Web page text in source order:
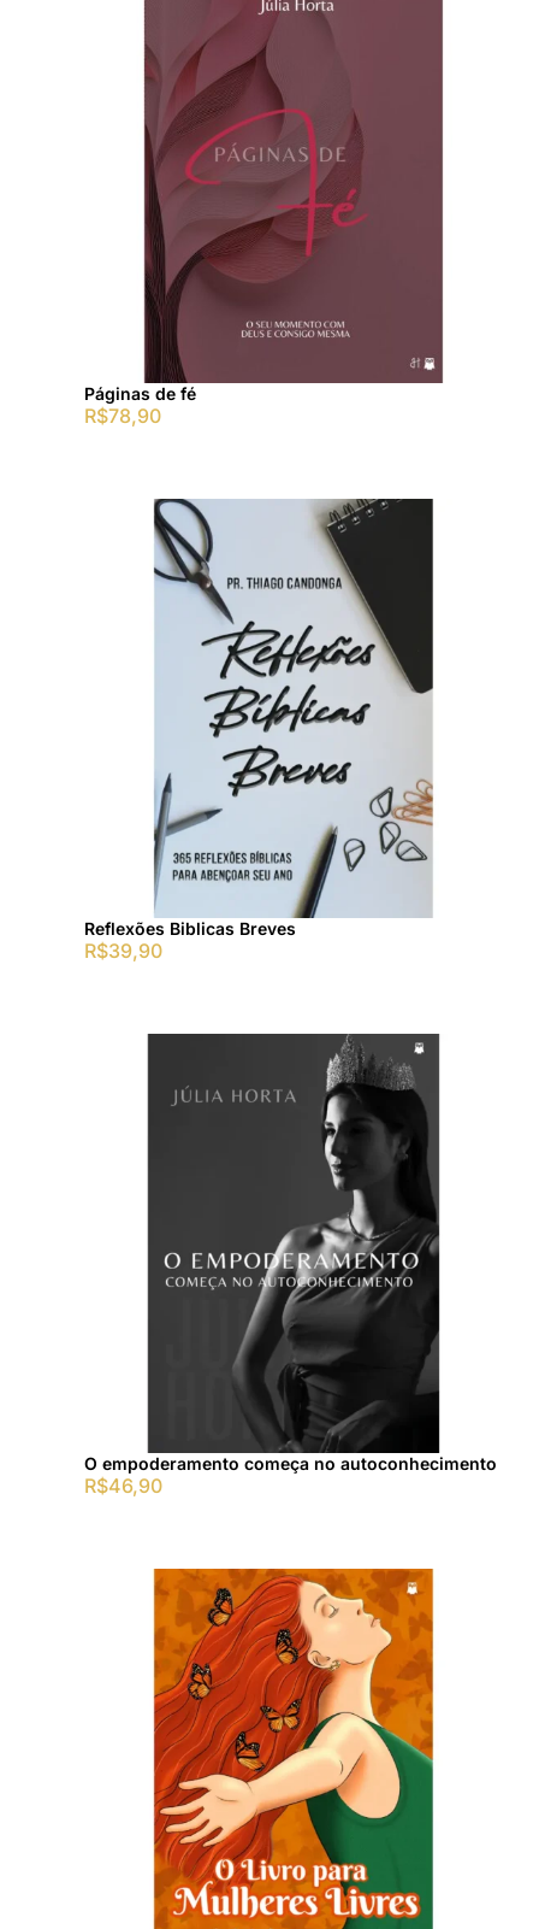
Páginas de fé
R$78,90
Reflexões Biblicas Breves
R$39,90
O empoderamento começa no autoconhecimento
R$46,90